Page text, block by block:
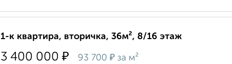
1-к квартира, вторичка, 36м², 8/16 этаж
3 400 000 ₽ 93 700 ₽ за м²